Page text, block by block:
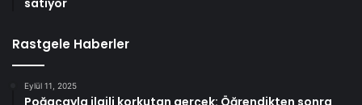
Rastgele Haberler
Eylül 11, 2025
Poğaçayla ilgili korkutan gerçek: Öğrendikten sonra